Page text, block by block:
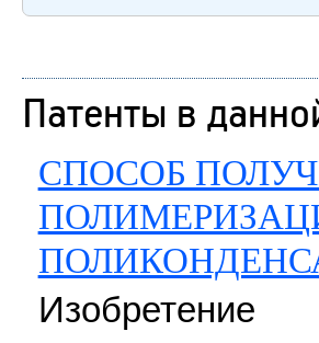
Патенты в
СПОСОБ